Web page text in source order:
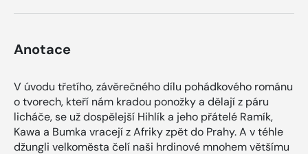
Anotace
V úvodu třetího, závěrečného dílu pohádkového románu
o tvorech, kteří nám kradou ponožky a dělají z páru
licháče, se už dospělejší Hihlík a jeho přátelé Ramík,
Kawa a Bumka vracejí z Afriky zpět do Prahy. A v téhle
džungli velkoměsta čelí naši hrdinové mnohem většímu